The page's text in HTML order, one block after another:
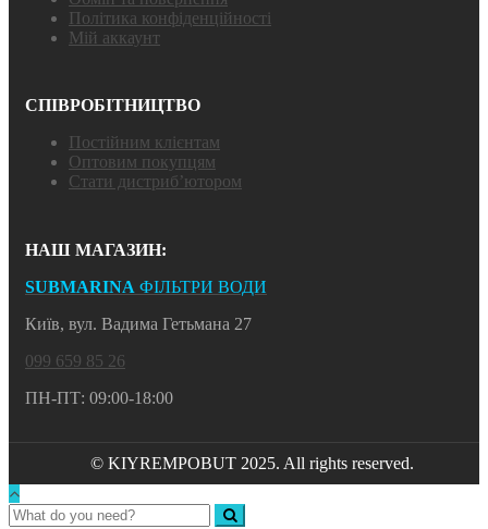
Політика конфіденційності
Мій аккаунт
СПІВРОБІТНИЦТВО
Постійним клієнтам
Оптовим покупцям
Стати дистриб’ютором
НАШ МАГАЗИН:
SUBMARINA ФІЛЬТРИ ВОДИ
Київ, вул. Вадима Гетьмана 27
099 659 85 26
ПН-ПТ: 09:00-18:00
© KIYREMPOBUT 2025. All rights reserved.